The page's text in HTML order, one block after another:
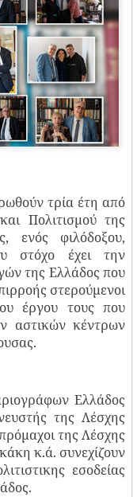
τρία έτη από
Πολιτισμού της
ενός φιλόδοξου,
στόχο έχει την
της Ελλάδος που
στερούμενοι
έργου τους που
αστικών κέντρων
Ελλάδος
της Λέσχης
της Λέσχης
κ.ά. συνεχίζουν
εσοδείας